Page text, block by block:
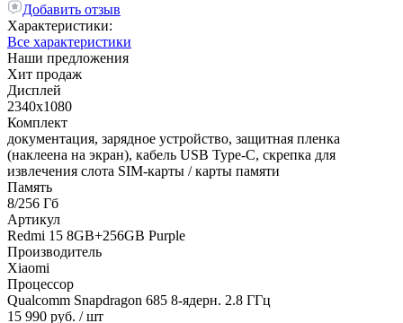
Добавить отзыв
Характеристики:
Все характеристики
Наши предложения
Хит продаж
Дисплей
2340x1080
Комплект
документация, зарядное устройство, защитная пленка
(наклеена на экран), кабель USB Type-C, скрепка для
извлечения слота SIM-карты / карты памяти
Память
8/256 Гб
Артикул
Redmi 15 8GB+256GB Purple
Производитель
Xiaomi
Процессор
Qualcomm Snapdragon 685 8-ядерн. 2.8 ГГц
15 990 руб. / шт